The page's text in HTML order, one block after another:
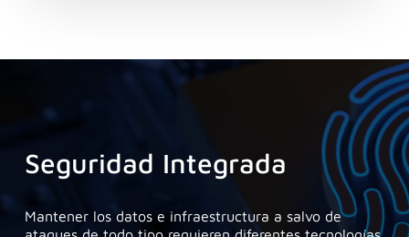
Seguridad Integrada
Mantener los datos e infraestructura a salvo de